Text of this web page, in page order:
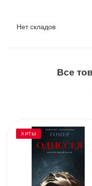
Нет складов
Все
ХИТЫ